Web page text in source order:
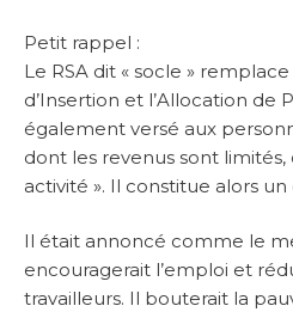
Petit rappel :
Le RSA dit « socle »
d’Insertion et l’Allocation de
également versé aux
dont les revenus sont limités,
activité ». Il constitue alors
Il était annoncé comme le
encouragerait l’emploi et
travailleurs. Il bouterait la